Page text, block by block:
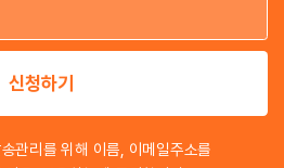
이
신청하기
관리를 위해 이름, 이메일주소를